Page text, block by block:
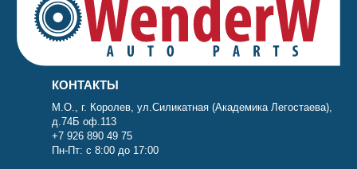
КОНТАКТЫ
М.О., г. Королев, ул.Силикатная (Академика Легостаева),
д.74Б оф.113
+7 926 890 49 75
Пн-Пт: с 8:00 до 17:00